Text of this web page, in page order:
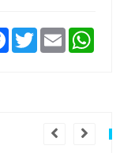
Facebook
TwitterEmail